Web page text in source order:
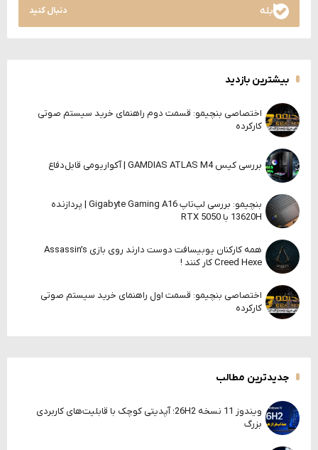
بله دنبال کنید
بیشترین بازدید
اختصاصی بنچیمو: قسمت دوم راهنمای خرید سیستم صوتی
کارکرده
بررسی کیس GAMDIAS ATLAS M4 | آکواریومی قابل‌دفاع
بنچیمو: بررسی لپ‌تاپ Gigabyte Gaming A16 | پردازنده
13620H با RTX 5050
همه کارکنان یوبیسافت دوست دارند روی بازی Assassin’s
Creed Hexe کار کنند !
اختصاصی بنچیمو: قسمت اول راهنمای خرید سیستم صوتی
کارکرده
جدیدترین مطالب
ویندوز 11 نسخه 26H2؛ آپدیتی کوچک با قابلیت‌های کاربردی
بزرگ